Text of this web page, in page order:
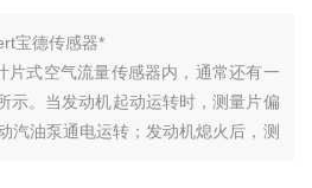
宝德传感器*
式空气流量传感器内，通常还有一
示。当发动机起动运转时，测量片偏
汽油泵通电运转；发动机熄火后，测